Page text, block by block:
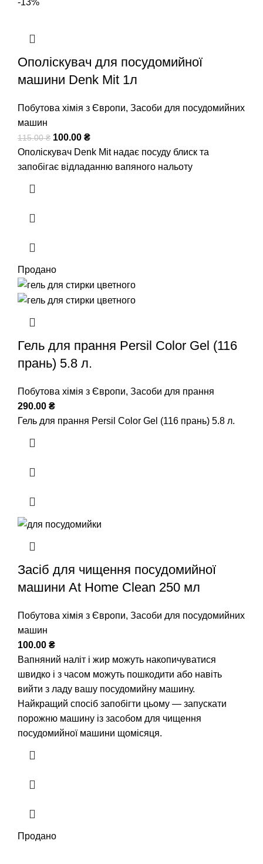
Ополіскувач для посудомийної
машини Denk Mit 1л
Побутова хімія з Європи, Засоби для посудомийних
машин
115.00₴ 100.00 ₴
Ополіскувач Denk Mit надає посуду блиск та
запобігає відладанню вапяного нальоту
Продано
Гель для прання Persil Color Gel (116
прань) 5.8 л.
Побутова хімія з Європи, Засоби для прання
290.00 ₴
Гель для прання Persil Color Gel (116 прань) 5.8 л.
Засіб для чищення посудомийної
машини At Home Clean 250 мл
Побутова хімія з Європи, Засоби для посудомийних
машин
100.00 ₴
Вапняний наліт і жир можуть накопичуватися
швидко і з часом можуть пошкодити або навіть
вийти з ладу вашу посудомийну машину.
Найкращий спосіб запобігти цьому — запускати
порожню машину із засобом для чищення
посудомийної машини щомісяця.
Продано